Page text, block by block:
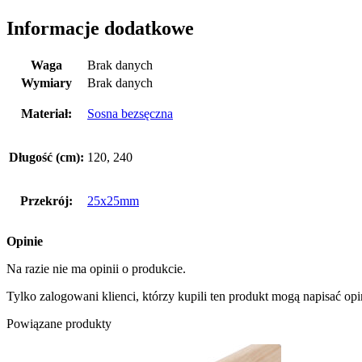
Informacje dodatkowe
Waga
Brak danych
Wymiary
Brak danych
Materiał: Sosna bezsęczna
Długość (cm): 120, 240
Przekrój: 25x25mm
Opinie
Na razie nie ma opinii o produkcie.
Tylko zalogowani klienci, którzy kupili ten produkt mogą napisać
Powiązane produkty